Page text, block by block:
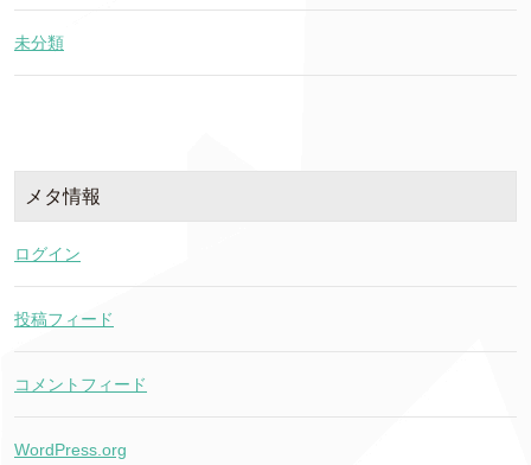
未分類
メタ情報
ログイン
投稿フィード
コメントフィード
WordPress.org